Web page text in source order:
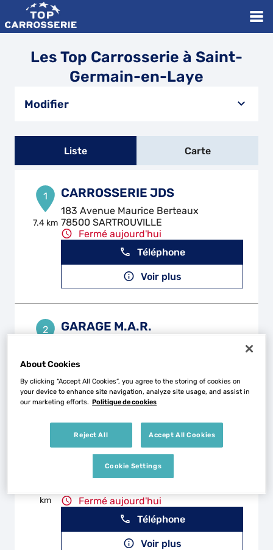
Les Top Carrosserie à Saint-
Germain-en-Laye
Modifier
Liste Carte
1
7.4 km
CARROSSERIE JDS
183 Avenue Maurice Berteaux
78500 SARTROUVILLE
Fermé aujourd'hui
Téléphone
Voir plus
2
km
GARAGE M.A.R.
Fermé aujourd'hui
Téléphone
km
GARAGE BATTS AUTO
79 Avenue de Stalingrad
Fermé aujourd'hui
Téléphone
Voir plus
About Cookies
By clicking “Accept All Cookies”, you agree to the storing of cookies on
your device to enhance site navigation, analyze site usage, and assist in
our marketing efforts. Politique de cookies
Reject All Accept All Cookies
Cookie Settings